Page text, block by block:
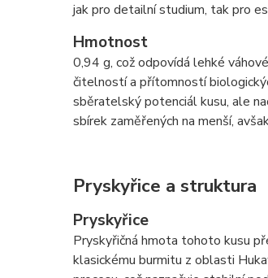
jak pro detailní studium, tak pro
Hmotnost
0,94 g, což odpovídá lehké
čitelností a přítomností
sběratelský potenciál kusu, ale
sbírek zaměřených na menší,
Pryskyřice a struktura
Pryskyřice
Pryskyřičná hmota tohoto kusu
klasickému burmitu z oblasti